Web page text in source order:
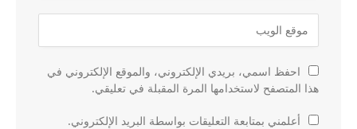
احفظ اسمي، بريدي الإلكتروني، والموقع الإلكتروني في
هذا المتصفح لاستخدامها المرة المقبلة في تعليقي.
أعلمني بمتابعة التعليقات بواسطة البريد الإلكتروني.